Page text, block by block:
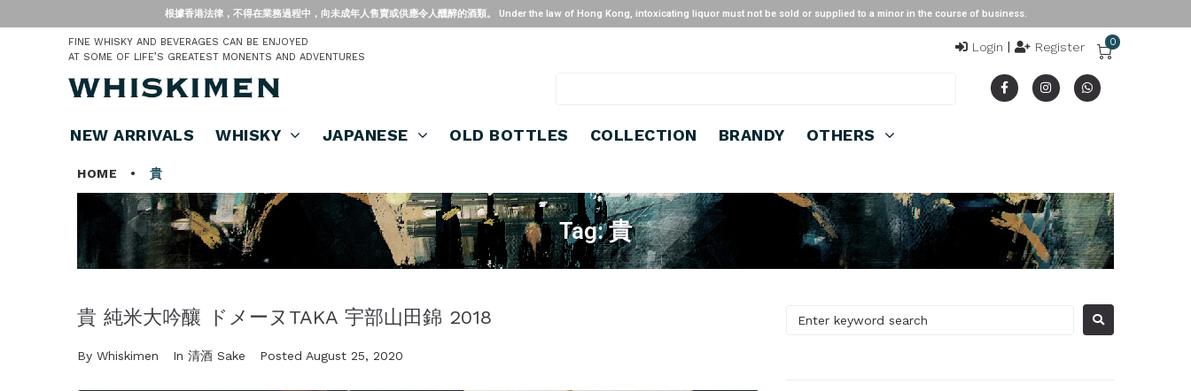
根據香港法律，不得在業務過程中，向未成年人售賣或供應令人醺醉的酒類。 Under the law of Hong Kong, intoxicating liquor must not be sold or supplied to a minor in the course of business.
FINE WHISKY AND BEVERAGES CAN BE ENJOYED
AT SOME OF LIFE’S GREATEST MONENTS AND ADVENTURES
Login Register 0
NEW ARRIVALS WHISKY JAPANESE OLD BOTTLES COLLECTION BRANDY OTHERS
HOME • 貴
Tag:貴
貴 純米大吟釀 ドメーヌTAKA 宇部山田錦 2018
By Whiskimen In 清酒 Sake Posted August 25, 2020